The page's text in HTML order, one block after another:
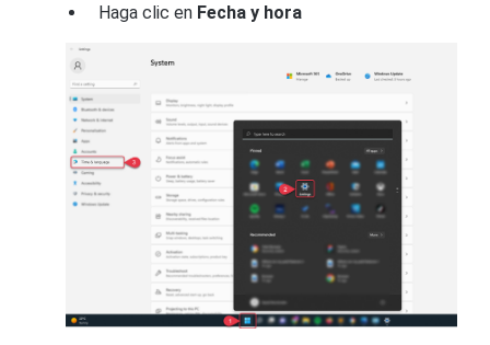
Haga clic en Fecha y hora